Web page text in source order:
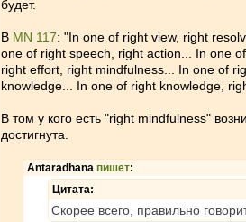
будет.
В MN 117: "In one of right view, right
one of right speech, right action... In one
right effort, right mindfulness... In one of
knowledge... In one of right knowledge,
В том у кого есть "right mindfulness"
достигнута.
Antaradhana пишет:
Цитата:
Скорее всего, правильно